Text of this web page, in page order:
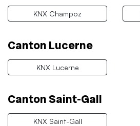
KNX Champoz
Canton Lucerne
KNX Lucerne
Canton Saint-Gall
KNX Saint-Gall